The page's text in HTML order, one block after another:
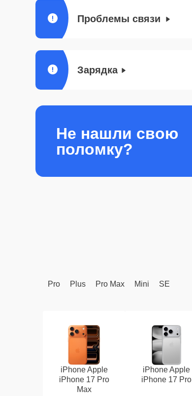
Проблемы связи
Зарядка
Не нашли свою
поломку?
Pro Plus Pro Max Mini SE
iPhone Apple
iPhone 17 Pro
Max
iPhone Apple
iPhone 17 Pro